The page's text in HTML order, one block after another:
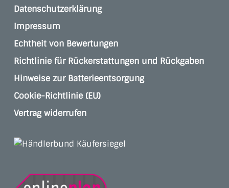
Datenschutzerklärung
Impressum
Echtheit von Bewertungen
Richtlinie für Rückerstattungen und Rückgaben
Hinweise zur Batterieentsorgung
Cookie-Richtlinie (EU)
Vertrag widerrufen